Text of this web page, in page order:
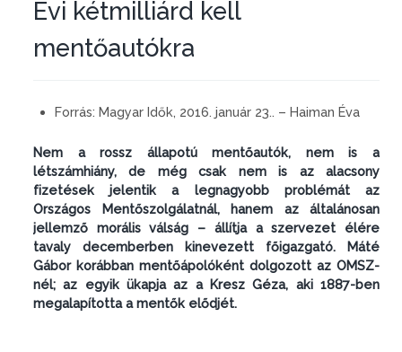
Évi kétmilliárd kell
mentőautókra
Forrás: Magyar Idők, 2016. január 23.. – Haiman Éva
Nem a rossz állapotú mentőautók, nem is a
létszámhiány, de még csak nem is az alacsony
fizetések jelentik a legnagyobb problémát az
Országos Mentőszolgálatnál, hanem az általánosan
jellemző morális válság – állítja a szervezet élére
tavaly decemberben kinevezett főigazgató. Máté
Gábor korábban mentőápolóként dolgozott az OMSZ-
nél; az egyik ükapja az a Kresz Géza, aki 1887-ben
megalapította a mentők elődjét.